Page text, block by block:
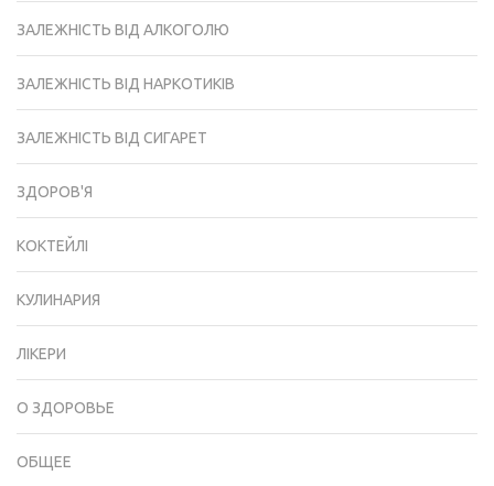
ЗАЛЕЖНІСТЬ ВІД АЛКОГОЛЮ
ЗАЛЕЖНІСТЬ ВІД НАРКОТИКІВ
ЗАЛЕЖНІСТЬ ВІД СИГАРЕТ
ЗДОРОВ'Я
КОКТЕЙЛІ
КУЛИНАРИЯ
ЛІКЕРИ
О ЗДОРОВЬЕ
ОБЩЕЕ